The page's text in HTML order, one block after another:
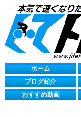
ホーム
ブログ紹介
おすすめ動画